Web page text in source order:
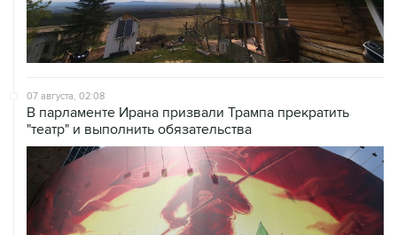
07 августа, 02:08
В парламенте Ирана призвали Трампа прекратить
"театр" и выполнить обязательства